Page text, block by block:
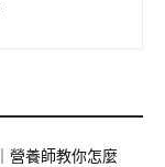
營養師教你怎麼